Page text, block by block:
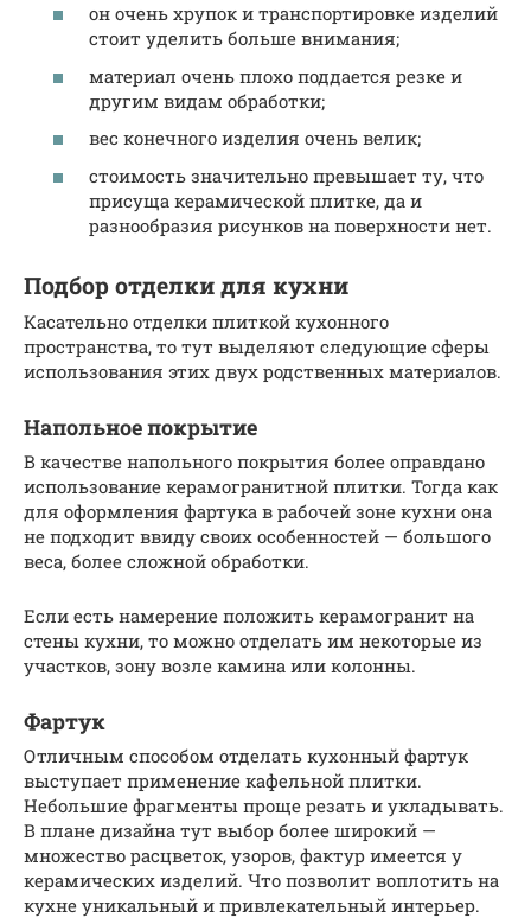
он очень хрупок и транспортировке изделий
стоит уделить больше внимания;
материал очень плохо поддается резке и
другим видам обработки;
вес конечного изделия очень велик;
стоимость значительно превышает ту, что
присуща керамической плитке, да и
разнообразия рисунков на поверхности нет.
Подбор отделки для кухни
Касательно отделки плиткой кухонного
пространства, то тут выделяют следующие сферы
использования этих двух родственных материалов.
Напольное покрытие
В качестве напольного покрытия более оправдано
использование керамогранитной плитки. Тогда как
для оформления фартука в рабочей зоне кухни она
не подходит ввиду своих особенностей — большого
веса, более сложной обработки.
Если есть намерение положить керамогранит на
стены кухни, то можно отделать им некоторые из
участков, зону возле камина или колонны.
Фартук
Отличным способом отделать кухонный фартук
выступает применение кафельной плитки.
Небольшие фрагменты проще резать и укладывать.
В плане дизайна тут выбор более широкий —
множество расцветок, узоров, фактур имеется у
керамических изделий. Что позволит воплотить на
кухне уникальный и привлекательный интерьер.